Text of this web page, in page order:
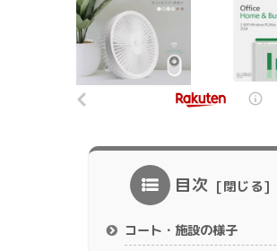
目次
コート・施設の様子